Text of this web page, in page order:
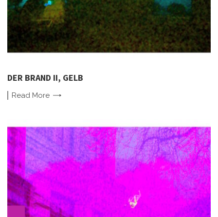
DER BRAND II, GELB
Read More